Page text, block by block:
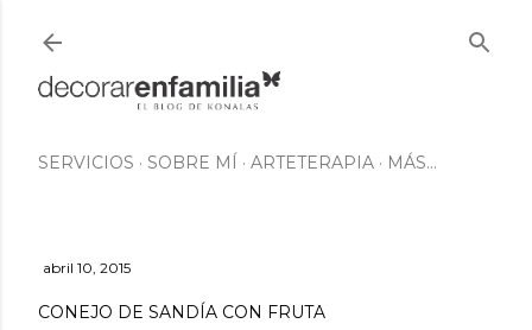
SERVICIOS SOBRE MÍ ARTETERAPIA MÁS…
abril 10, 2015
CONEJO DE SANDÍA CON FRUTA